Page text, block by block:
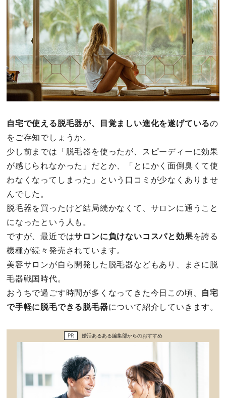
その他
ドキドキ
仕事とキャリア
特集
ファッション・美容
グルメ
趣味・旅行
不倫・だめ男
感動
心の処方箋
自宅で使える脱毛器が、目覚ましい進化を遂げているの
をご存知でしょうか。
少し前までは「脱毛器を使ったが、スピーディーに効果
が感じられなかった」だとか、「とにかく面倒臭くて使
わなくなってしまった」という口コミが少なくありませ
んでした。
脱毛器を買ったけど結局続かなくて、サロンに通うこと
になったという人も。
ですが、最近ではサロンに負けないコスパと効果を誇る
機種が続々発売されています。
美容サロンが自ら開発した脱毛器などもあり、まさに脱
毛器戦国時代。
おうちで過ごす時間が多くなってきた今日この頃、 自宅
で手軽に脱毛できる脱毛器について紹介していきます。
PR 婚活あるある編集部からのおすすめ